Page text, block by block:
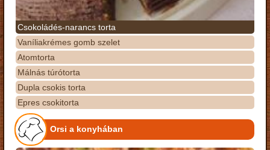
Csokoládés-narancs torta
Vaníliakrémes gomb szelet
Atomtorta
Málnás túrótorta
Dupla csokis torta
Epres csokitorta
Orsi a konyhában